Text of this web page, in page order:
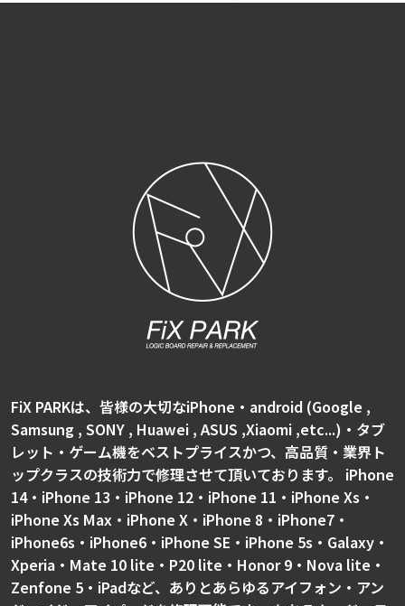
FiX PARKは、皆様の大切なiPhone・android (Google ,
Samsung , SONY , Huawei , ASUS ,Xiaomi ,etc...)・タブ
レット・ゲーム機をベストプライスかつ、高品質・業界ト
ップクラスの技術力で修理させて頂いております。 iPhone
14・iPhone 13・iPhone 12・iPhone 11・iPhone Xs・
iPhone Xs Max・iPhone X・iPhone 8・iPhone7・
iPhone6s・iPhone6・iPhone SE・iPhone 5s・Galaxy・
Xperia・Mate 10 lite・P20 lite・Honor 9・Nova lite・
Zenfone 5・iPadなど、ありとあらゆるアイフォン・アン